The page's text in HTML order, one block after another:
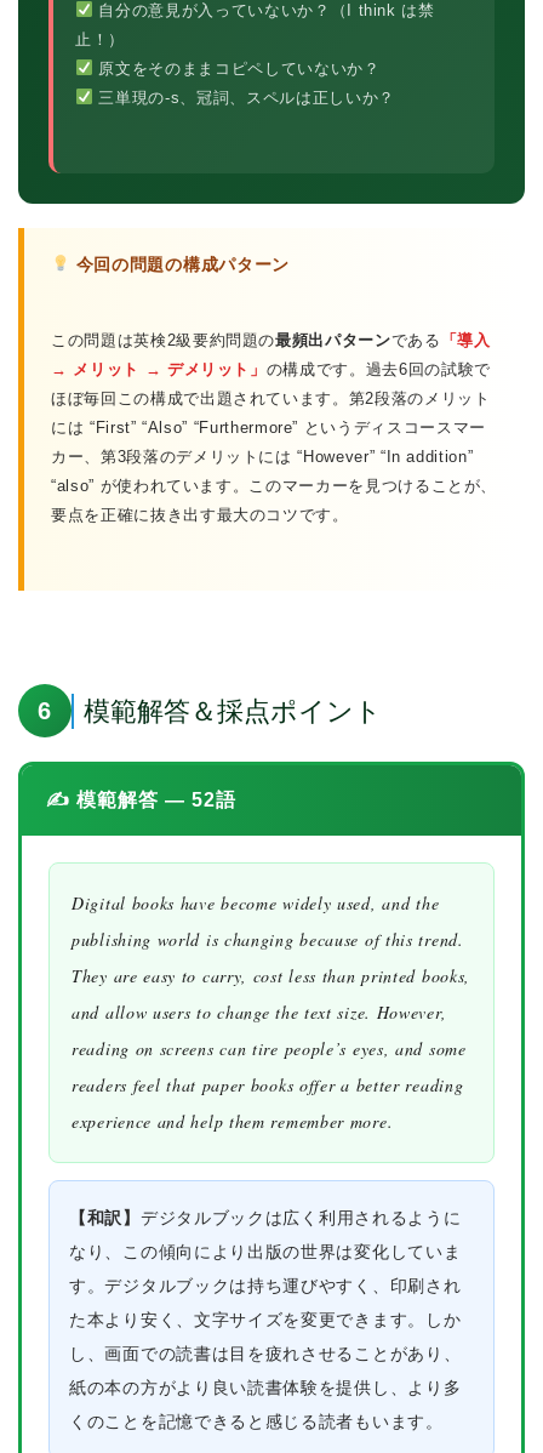
自分の意見が入っていないか？（I think は禁
止！）
原文をそのままコピペしていないか？
三単現の-s、冠詞、スペルは正しいか？
今回の問題の構成パターン
この問題は英検2級要約問題の最頻出パターンである 「導入
→ メリット → デメリット」 の構成です。過去6回の試験で
ほぼ毎回この構成で出題されています。第2段落のメリット
には “First” “Also” “Furthermore” というディスコースマー
カー、第3段落のデメリットには “However” “In addition”
“also” が使われています。このマーカーを見つけることが、
要点を正確に抜き出す最大のコツです。
6 模範解答＆採点ポイント
✍️ 模範解答 — 52語
Digital books have become widely used, and the
publishing world is changing because of this trend.
They are easy to carry, cost less than printed books,
and allow users to change the text size. However,
reading on screens can tire people’s eyes, and some
readers feel that paper books offer a better reading
experience and help them remember more.
【和訳】 デジタルブックは広く利用されるように
なり、この傾向により出版の世界は変化していま
す。デジタルブックは持ち運びやすく、印刷され
た本より安く、文字サイズを変更できます。しか
し、画面での読書は目を疲れさせることがあり、
紙の本の方がより良い読書体験を提供し、より多
くのことを記憶できると感じる読者もいます。